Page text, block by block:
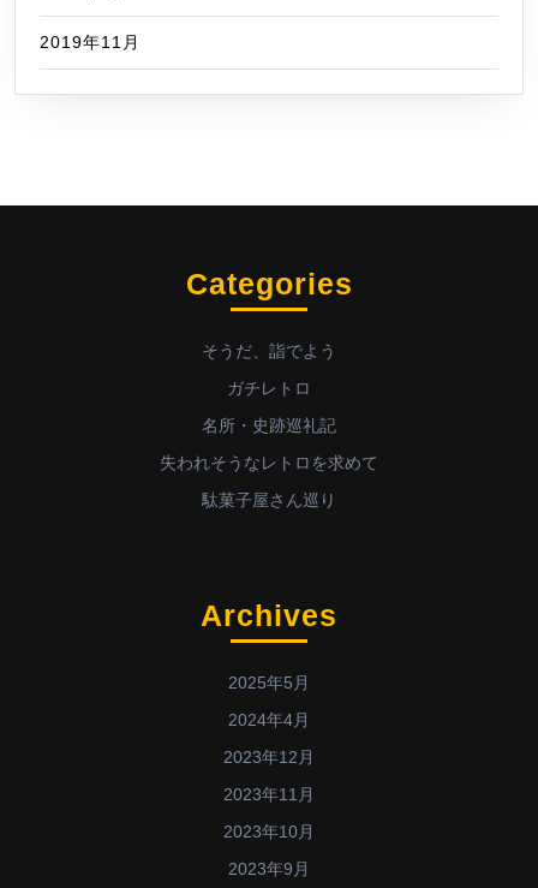
2019年11月
Categories
そうだ、詣でよう
ガチレトロ
名所・史跡巡礼記
失われそうなレトロを求めて
駄菓子屋さん巡り
Archives
2025年5月
2024年4月
2023年12月
2023年11月
2023年10月
2023年9月